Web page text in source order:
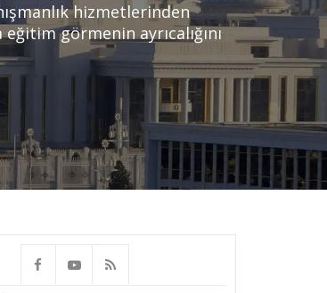
hizmetlerinden
görmenin ayrıcalığını